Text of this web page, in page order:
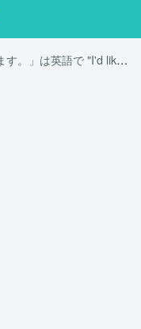
「アプリで支払います。」は英語で "I'd like to pay with the app on my phone."